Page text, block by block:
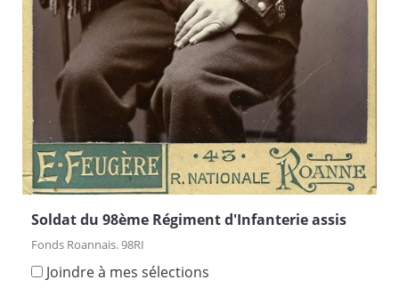
Soldat du 98ème Régiment d'Infanterie assis
Fonds Roannais. 98RI
Joindre à mes sélections